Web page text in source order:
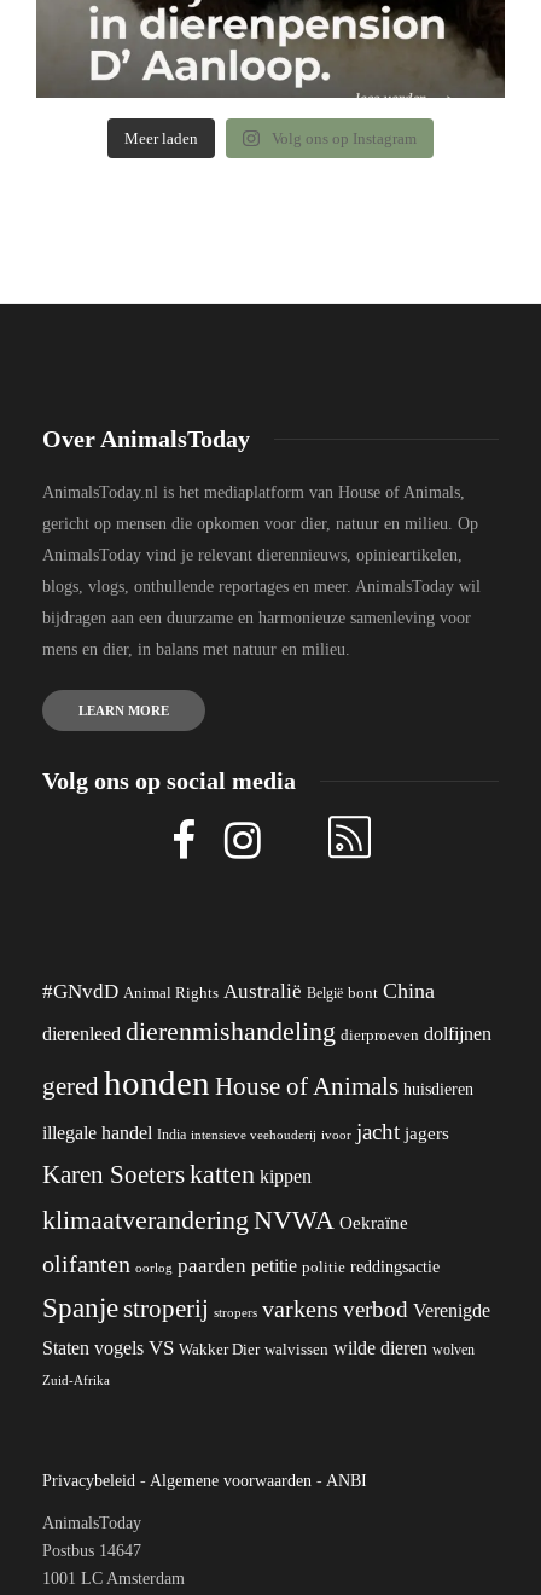
Meer laden Volg ons op Instagram
Over AnimalsToday
AnimalsToday.nl is het mediaplatform van House of Animals,
gericht op mensen die opkomen voor dier, natuur en milieu. Op
AnimalsToday vind je relevant dierennieuws, opinieartikelen,
blogs, vlogs, onthullende reportages en meer. AnimalsToday wil
bijdragen aan een duurzame en harmonieuze samenleving voor
mens en dier, in balans met natuur en milieu.
LEARN MORE
Volg ons op social media
#GNvdD Animal Rights Australië België bont China
dierenleed dierenmishandeling dierproeven dolfijnen
gered honden House of Animals huisdieren
illegale handel India intensieve veehouderij ivoor jacht jagers
Karen Soeterskatten kippen
klimaatverandering NVWA Oekraïne
olifanten oorlog paarden petitie politie reddingsactie
Spanjestroperij stropers varkens verbod Verenigde
Staten vogels VS Wakker Dier walvissen wilde dieren wolven
Zuid-Afrika
Privacybeleid - Algemene voorwaarden - ANBI
AnimalsToday
Postbus 14647
1001 LC Amsterdam